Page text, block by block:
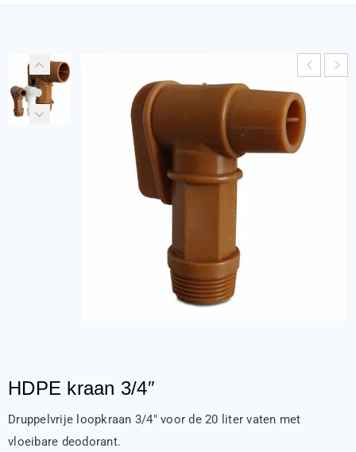
HDPE kraan 3/4″
Druppelvrije loopkraan 3/4″ voor de 20 liter vaten met
vloeibare deodorant.